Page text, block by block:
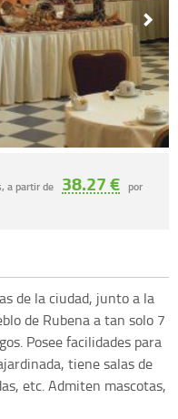
a partir de 38.27 € por
de la ciudad, junto a la
de Rubena a tan solo 7
Posee facilidades para
tiene salas de
etc. Admiten mascotas,